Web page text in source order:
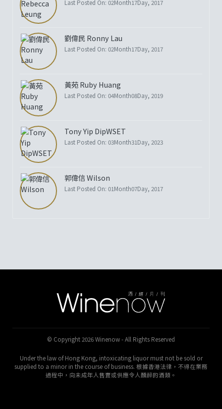
Last Posted On: 02Month17Day, 2017
劉偉民 Ronny Lau
Last Posted On: 02Month17Day, 2017
黃苑 Ruby Huang
Last Posted On: 04Month08Day, 2019
Tony Yip DipWSET
Last Posted On: 03Month31Day, 2023
郭偉信 Wilson
Last Posted On: 01Month07Day, 2017
© Copyright 2026 Winenow - All Rights Reserved
Under the law of Hong Kong, intoxicating liquor must not be sold or
supplied to a minor in the course of business. 根據香港法律，不得在業務
過程中，向未成年人售賣或供應令人醺醉的酒類。